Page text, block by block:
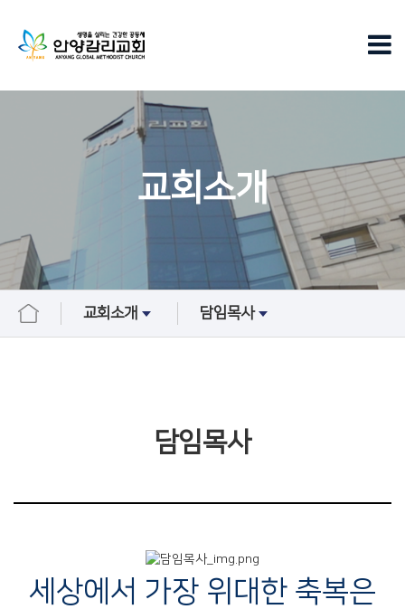
교회소개
교회소개 담임목사
담임목사
세상에서 가장 위대한 축복은